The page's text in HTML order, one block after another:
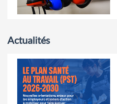
Actualités